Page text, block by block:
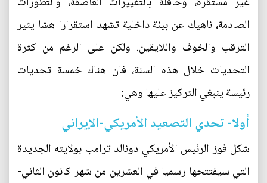
الصادمة، ناهيك عن بيئة داخلية تشهد استقرارا هشا يثير
الترقب والخوف واللايقين. ولكن على الرغم من كثرة
التحديات خلال هذه السنة، فان هناك خمسة تحديات
رئيسة ينبغي التركيز عليها وهي:
أولا- تحدي التصعيد الأمريكي-الإيراني
شكل فوز الرئيس الأمريكي دونالد ترامب بولايته الجديدة
التي سيفتتحها رسميا في العشرين من شهر كانون الثاني-